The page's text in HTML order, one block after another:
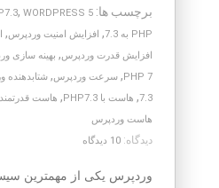
برچسب ها: , WORDPRESS 5
PHP به 7.3
, افزایش امنیت وردپرس,
افزایش قدرت وردپرس, بهینه سازی
PHP 7
, سرعت وردپرس, شتابدهنده
7.3
, هاست با PHP7.3 , هاست
هاست وردپرس
دیدگاه: 10 دیدگاه
وردپرس یکی از مهمترین